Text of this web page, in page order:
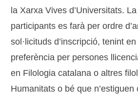
la Xarxa Vives d’Universitats.
participants es farà per ordre
sol·licituds d’inscripció, tenint
preferència per persones
en Filologia catalana o altres
Humanitats o bé que